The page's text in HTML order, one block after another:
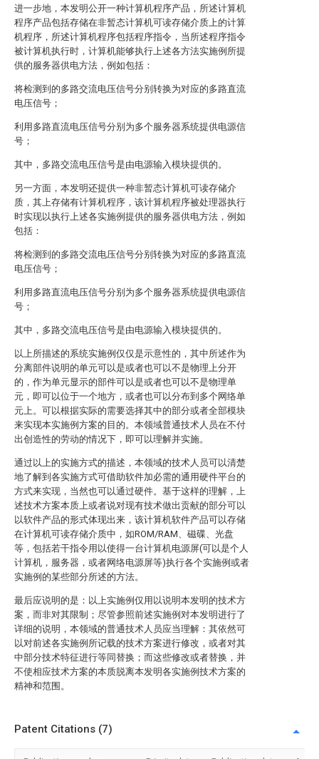
进一步地，本发明公开一种计算机程序产品，所述计算机
程序产品包括存储在非暂态计算机可读存储介质上的计算
机程序，所述计算机程序包括程序指令，当所述程序指令
被计算机执行时，计算机能够执行上述各方法实施例所提
供的服务器供电方法，例如包括：
将检测到的多路交流电压信号分别转换为对应的多路直流
电压信号；
利用多路直流电压信号分别为多个服务器系统提供电源信
号；
其中，多路交流电压信号是由电源输入模块提供的。
另一方面，本发明还提供一种非暂态计算机可读存储介
质，其上存储有计算机程序，该计算机程序被处理器执行
时实现以执行上述各实施例提供的服务器供电方法，例如
包括：
将检测到的多路交流电压信号分别转换为对应的多路直流
电压信号；
利用多路直流电压信号分别为多个服务器系统提供电源信
号；
其中，多路交流电压信号是由电源输入模块提供的。
以上所描述的系统实施例仅仅是示意性的，其中所述作为
分离部件说明的单元可以是或者也可以不是物理上分开
的，作为单元显示的部件可以是或者也可以不是物理单
元，即可以位于一个地方，或者也可以分布到多个网络单
元上。可以根据实际的需要选择其中的部分或者全部模块
来实现本实施例方案的目的。本领域普通技术人员在不付
出创造性的劳动的情况下，即可以理解并实施。
通过以上的实施方式的描述，本领域的技术人员可以清楚
地了解到各实施方式可借助软件加必需的通用硬件平台的
方式来实现，当然也可以通过硬件。基于这样的理解，上
述技术方案本质上或者说对现有技术做出贡献的部分可以
以软件产品的形式体现出来，该计算机软件产品可以存储
在计算机可读存储介质中，如ROM/RAM、磁碟、光盘
等，包括若干指令用以使得一台计算机电源屏(可以是个人
计算机，服务器，或者网络电源屏等)执行各个实施例或者
实施例的某些部分所述的方法。
最后应说明的是：以上实施例仅用以说明本发明的技术方
案，而非对其限制；尽管参照前述实施例对本发明进行了
详细的说明，本领域的普通技术人员应当理解：其依然可
以对前述各实施例所记载的技术方案进行修改，或者对其
中部分技术特征进行等同替换；而这些修改或者替换，并
不使相应技术方案的本质脱离本发明各实施例技术方案的
精神和范围。
Patent Citations (7)